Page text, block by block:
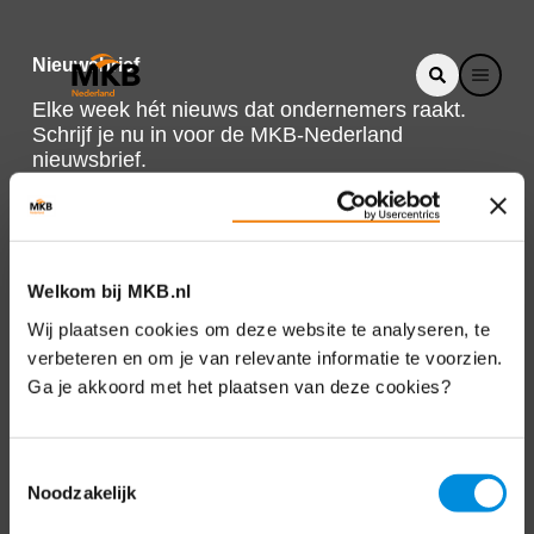
Welkom bij MKB.nl
Wij plaatsen cookies om deze website te analyseren, te
verbeteren en om je van relevante informatie te voorzien.
Ga je akkoord met het plaatsen van deze cookies?
Noodzakelijk
Nieuwsbrief
Elke week hét nieuws dat ondernemers raakt.
Schrijf je nu in voor de MKB-Nederland
nieuwsbrief.
Direct naar
Over ons
Bezuidenhoutseweg 12